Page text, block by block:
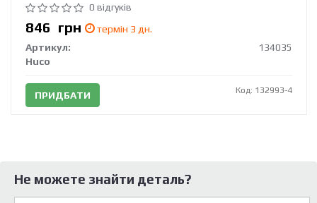
0 відгуків
846 грн
термін 3 дн.
Артикул:
134035
Huco
ПРИДБАТИ Код: 132993-4
Не можете знайти деталь?